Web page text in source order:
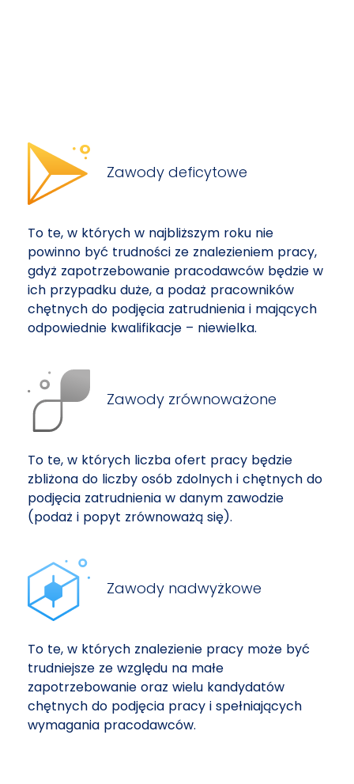
Zawody deficytowe
To te, w których w najbliższym roku nie
powinno być trudności ze znalezieniem pracy,
gdyż zapotrzebowanie pracodawców będzie w
ich przypadku duże, a podaż pracowników
chętnych do podjęcia zatrudnienia i mających
odpowiednie kwalifikacje – niewielka.
Zawody zrównoważone
To te, w których liczba ofert pracy będzie
zbliżona do liczby osób zdolnych i chętnych do
podjęcia zatrudnienia w danym zawodzie
(podaż i popyt zrównoważą się).
Zawody nadwyżkowe
To te, w których znalezienie pracy może być
trudniejsze ze względu na małe
zapotrzebowanie oraz wielu kandydatów
chętnych do podjęcia pracy i spełniających
wymagania pracodawców.